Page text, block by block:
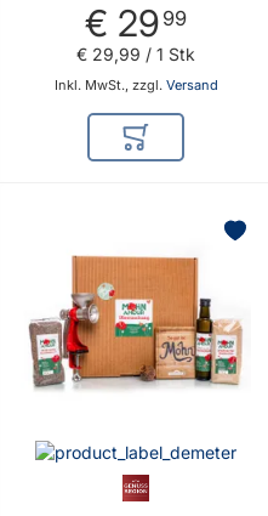
€ 29 99
Inkl. MwSt., zzgl. Versand
€ 29,99 / 1 Stk
In den Warenkorb